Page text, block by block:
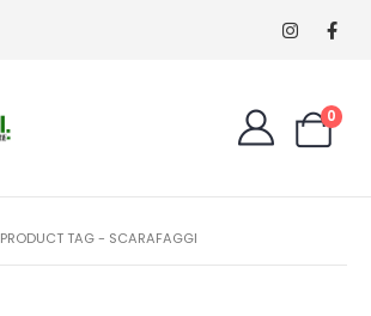
0
PRODUCT TAG - SCARAFAGGI